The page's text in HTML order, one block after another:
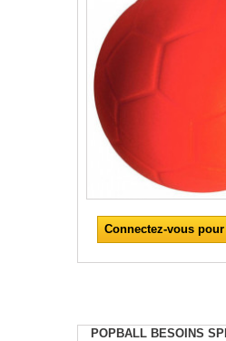
Connectez-vous
POPBALL BESOINS